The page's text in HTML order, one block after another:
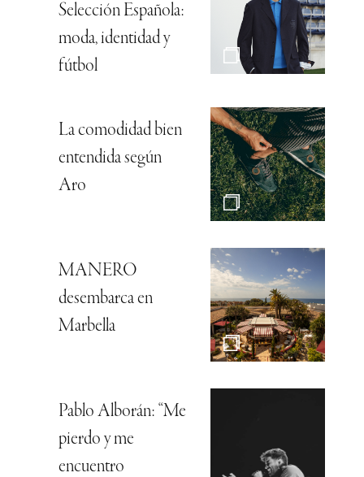
Selección Española:
moda, identidad y
fútbol
La comodidad bien
entendida según
Aro
MANERO
desembarca en
Marbella
Pablo Alborán: “Me
pierdo y me
encuentro